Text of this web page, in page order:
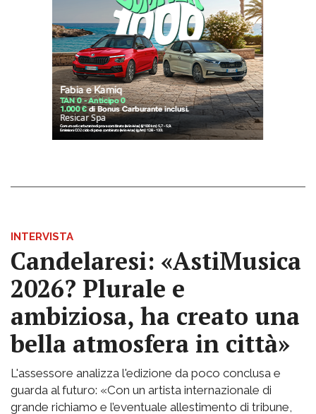
INTERVISTA
Candelaresi: «AstiMusica
2026? Plurale e
ambiziosa, ha creato una
bella atmosfera in città»
L'assessore analizza l'edizione da poco conclusa e
guarda al futuro: «Con un artista internazionale di
grande richiamo e l’eventuale allestimento di tribune,